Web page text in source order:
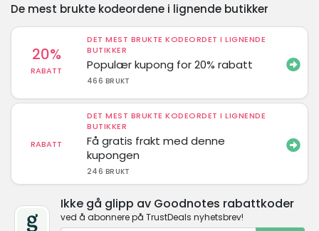
De mest brukte kodeordene i lignende butikker
20%
RABATT
DET MEST BRUKTE KODEORDET I LIGNENDE
BUTIKKER
Populær kupong for 20% rabatt
466 BRUKT
RABATT
DET MEST BRUKTE KODEORDET I LIGNENDE
BUTIKKER
Få gratis frakt med denne
kupongen
246 BRUKT
Ikke gå glipp av Goodnotes rabattkoder
ved å abonnere på TrustDeals nyhetsbrev!